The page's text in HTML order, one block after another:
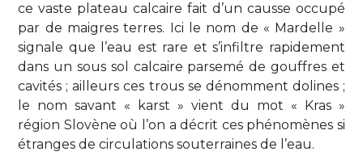
ce vaste plateau calcaire fait d’un causse occupé
par de maigres terres. Ici le nom de « Mardelle »
signale que l’eau est rare et s’infiltre rapidement
dans un sous sol calcaire parsemé de gouffres et
cavités ; ailleurs ces trous se dénomment dolines ;
le nom savant « karst » vient du mot « Kras »
région Slovène où l’on a décrit ces phénomènes si
étranges de circulations souterraines de l’eau.